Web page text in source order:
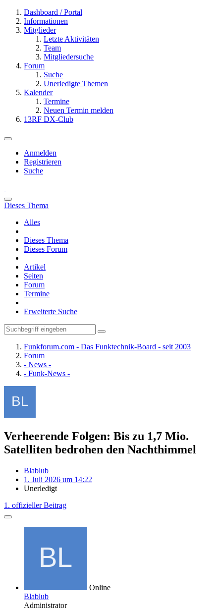
Dashboard / Portal
Informationen
Mitglieder
Letzte Aktivitäten
Team
Mitgliedersuche
Forum
Suche
Unerledigte Themen
Kalender
Termine
Neuen Termin melden
13RF DX-Club
Anmelden
Registrieren
Suche
Dieses Thema
Alles
Dieses Thema
Dieses Forum
Artikel
Seiten
Forum
Termine
Erweiterte Suche
Funkforum.com - Das Funktechnik-Board - seit 2003
Forum
- News -
- Funk-News -
Verheerende Folgen: Bis zu 1,7 Mio.
Satelliten bedrohen den Nachthimmel
Blablub
1. Juli 2026 um 14:22
Unerledigt
1. offizieller Beitrag
Online
Blablub
Administrator